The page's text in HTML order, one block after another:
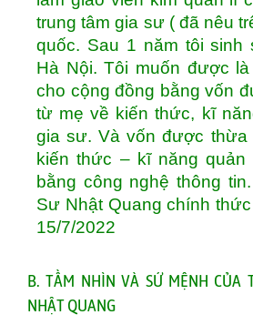
trung tâm gia sư ( đã nêu
quốc. Sau 1 năm tôi sinh
Hà Nội. Tôi muốn được
cho cộng đồng bằng vốn
từ mẹ về kiến thức, kĩ
gia sư. Và vốn được
kiến thức – kĩ năng quản
bằng công nghệ thông
Sư Nhật Quang chính
15/7/2022
B. TẦM NHÌN VÀ SỨ MỆNH CỦA
NHẬT QUANG